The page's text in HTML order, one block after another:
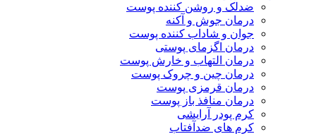
ضدلک و روشن کننده پوست
درمان جوش و آکنه
جوان و شاداب کننده پوست
درمان اگزمای پوستی
درمان التهاب و خارش پوست
درمان چین و چروک پوست
درمان قرمزی پوست
درمان منافذ باز پوست
کرم پودر آرایشی
کرم های ضدآفتاب